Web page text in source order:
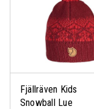
Fjällräven Kids
Snowball Lue